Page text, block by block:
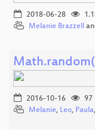
2018-06-28
Melanie Brazzell
2016-10-16
97
Melanie, Leo, Paula,